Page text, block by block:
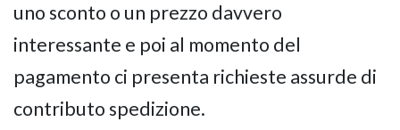
uno sconto o un prezzo davvero
interessante e poi al momento del
pagamento ci presenta richieste assurde di
contributo spedizione.